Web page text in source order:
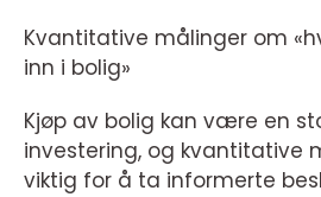
Kvantitative målinger om
inn i bolig»
Kjøp av bolig kan være en
investering, og kvantitative
viktig for å ta informerte